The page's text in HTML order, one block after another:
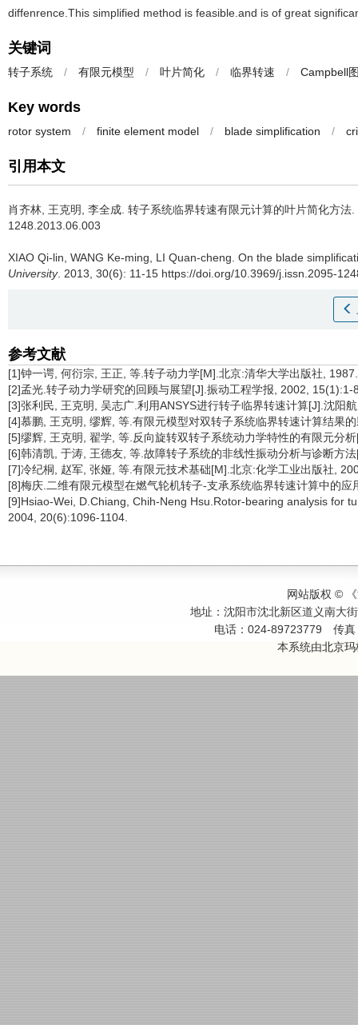
diffenrence.This simplified method is feasible.and is of great
关键词
转子系统 / 有限元模型 / 叶片简化 / 临界转速 / Campbell
Key words
rotor system / finite element model / blade simplification /
引用本文
肖齐林, 王克明, 李全成. 转子系统临界转速有限元计算的叶片简化方法.
1248.2013.06.003
XIAO Qi-lin, WANG Ke-ming, LI Quan-cheng. On the blade
University. 2013, 30(6): 11-15 https://doi.org/10.3969/j.issn.2095-
参考文献
[1]钟一谔, 何衍宗, 王正, 等.转子动力学[M].北京:清华大学出版社, 1987.
[2]孟光.转子动力学研究的回顾与展望[J].振动工程学报, 2002, 15(1):1-
[3]张利民, 王克明, 吴志广.利用ANSYS进行转子临界转速计算[J].沈阳
[4]慕鹏, 王克明, 缪辉, 等.有限元模型对双转子系统临界转速计算结果
[5]缪辉, 王克明, 翟学, 等.反向旋转双转子系统动力学特性的有限元分
[6]韩清凯, 于涛, 王德友, 等.故障转子系统的非线性振动分析与诊断方
[7]冷纪桐, 赵军, 张娅, 等.有限元技术基础[M].北京:化学工业出版社,
[8]梅庆.二维有限元模型在燃气轮机转子-支承系统临界转速计算中的
[9]Hsiao-Wei, D.Chiang, Chih-Neng Hsu.Rotor-bearing analysis for
2004, 20(6):1096-1104.
网站版权 ©
地址：沈阳市沈北新区道义南大
电话：024-89723779 传
本系统由北京